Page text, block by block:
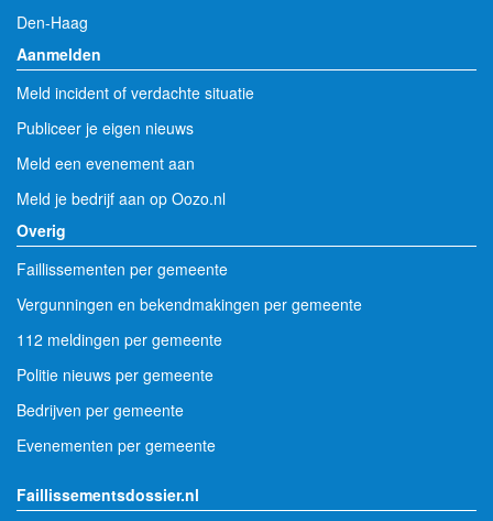
Den-Haag
Aanmelden
Meld incident of verdachte situatie
Publiceer je eigen nieuws
Meld een evenement aan
Meld je bedrijf aan op Oozo.nl
Overig
Faillissementen per gemeente
Vergunningen en bekendmakingen per gemeente
112 meldingen per gemeente
Politie nieuws per gemeente
Bedrijven per gemeente
Evenementen per gemeente
Faillissementsdossier.nl